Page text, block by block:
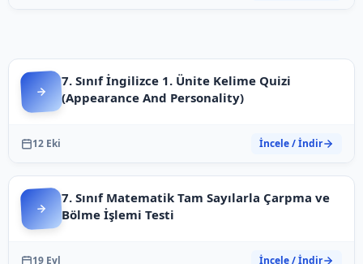
7. Sınıf İngilizce 1. Ünite Kelime Quizi
(Appearance And Personality)
12 Eki İncele / İndir
7. Sınıf Matematik Tam Sayılarla Çarpma ve
Bölme İşlemi Testi
19 Eyl İncele / İndir